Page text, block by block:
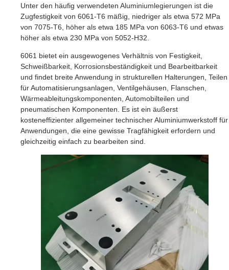
Unter den häufig verwendeten Aluminiumlegierungen ist die
Zugfestigkeit von 6061-T6 mäßig, niedriger als etwa 572 MPa
von 7075-T6, höher als etwa 185 MPa von 6063-T6 und etwas
höher als etwa 230 MPa von 5052-H32.
6061 bietet ein ausgewogenes Verhältnis von Festigkeit,
Schweißbarkeit, Korrosionsbeständigkeit und Bearbeitbarkeit
und findet breite Anwendung in strukturellen Halterungen, Teilen
für Automatisierungsanlagen, Ventilgehäusen, Flanschen,
Wärmeableitungskomponenten, Automobilteilen und
pneumatischen Komponenten. Es ist ein äußerst
kosteneffizienter allgemeiner technischer Aluminiumwerkstoff für
Anwendungen, die eine gewisse Tragfähigkeit erfordern und
gleichzeitig einfach zu bearbeiten sind.